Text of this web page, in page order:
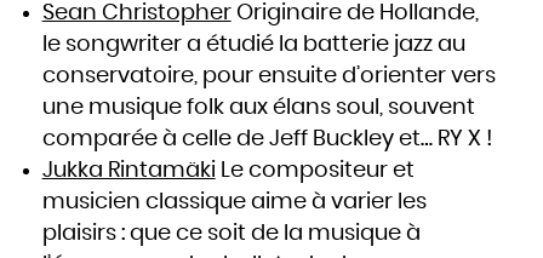
Sean ChristopherOriginaire de Hollande,
le songwriter a étudié la batterie jazz au
conservatoire, pour ensuite d’orienter vers
une musique folk aux élans soul, souvent
comparée à celle de Jeff Buckley et… RY X !
Jukka Rintamäki Le compositeur et
musicien classique aime à varier les
plaisirs : que ce soit de la musique à